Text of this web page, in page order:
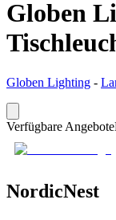
Globen
Globen Lighting -
Verfügbare Angebote
NordicNest